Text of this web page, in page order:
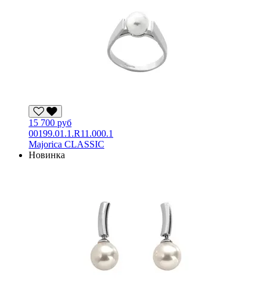
15 700 руб
00199.01.1.R11.000.1
Majorica CLASSIC
Новинка